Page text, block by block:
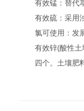
有效锰：替代
有效硫：采用
氯可使用：发
有效锌(酸性
四个。土壤肥